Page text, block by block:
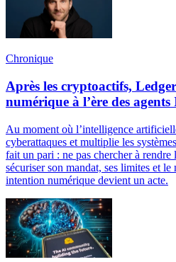
Chronique
Après les cryptoactifs,
numérique à l’ère des agents
Au moment où l’intelligence
cyberattaques et multiplie les
fait un pari : ne pas chercher à
sécuriser son mandat, ses limites et
intention numérique devient un acte.